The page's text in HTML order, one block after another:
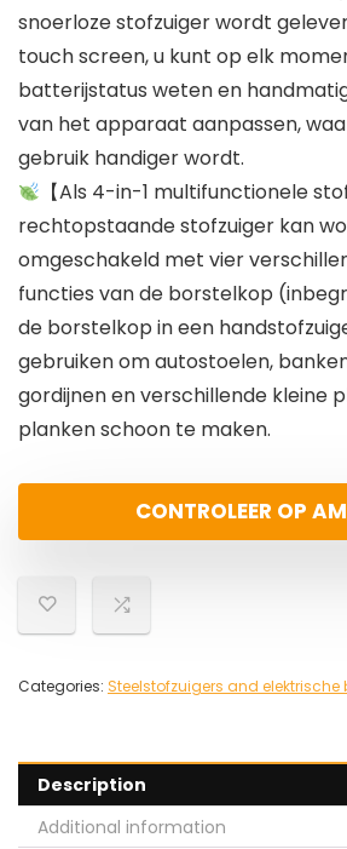
snoerloze stofzuiger wordt
touch screen, u kunt op elk
batterijstatus weten en
van het apparaat aanpassen,
gebruik handiger wordt.
【Als 4-in-1 multifunctionele
rechtopstaande stofzuiger kan
omgeschakeld met vier
functies van de borstelkop
de borstelkop in een
gebruiken om autostoelen,
gordijnen en verschillende kleine
planken schoon te maken.
CONTROLEER OP
Categories: Steelstofzuigers and elektrische
Description
Additional information